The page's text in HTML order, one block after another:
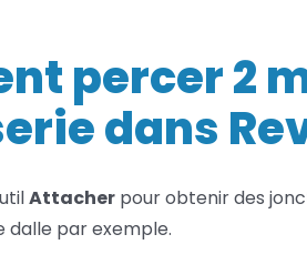
Netfabb
percer 2
dans
Attacherpour obtenir des
dalle par exemple.